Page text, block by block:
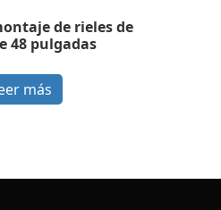
de rieles de
48 pulgadas
más